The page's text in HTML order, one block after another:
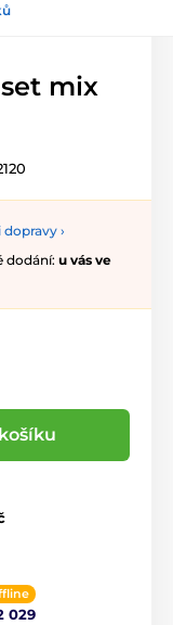
mix
›
dodání: u vás ve
029